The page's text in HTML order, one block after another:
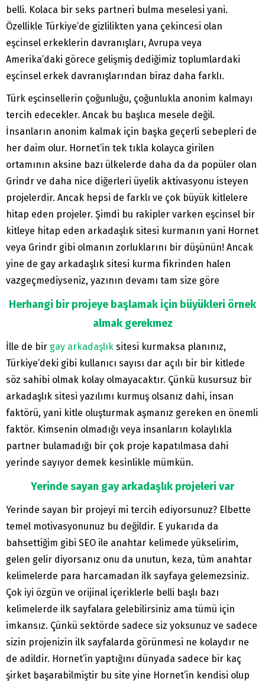
belli. Kolaca bir seks partneri bulma meselesi yani.
Özellikle Türkiye’de gizlilikten yana çekincesi olan
eşcinsel erkeklerin davranışları, Avrupa veya
Amerika’daki görece gelişmiş dediğimiz toplumlardaki
eşcinsel erkek davranışlarından biraz daha farklı.
Türk eşcinsellerin çoğunluğu, çoğunlukla anonim kalmayı
tercih edecekler. Ancak bu başlıca mesele değil.
İnsanların anonim kalmak için başka geçerli sebepleri de
her daim olur. Hornet’in tek tıkla kolayca girilen
ortamının aksine bazı ülkelerde daha da da popüler olan
Grindr ve daha nice diğerleri üyelik aktivasyonu isteyen
projelerdir. Ancak hepsi de farklı ve çok büyük kitlelere
hitap eden projeler. Şimdi bu rakipler varken eşcinsel bir
kitleye hitap eden arkadaşlık sitesi kurmanın yani Hornet
veya Grindr gibi olmanın zorluklarını bir düşünün! Ancak
yine de gay arkadaşlık sitesi kurma fikrinden halen
vazgeçmediyseniz, yazının devamı tam size göre
Herhangi bir projeye başlamak için büyükleri örnek
almak gerekmez
İlle de bir gay arkadaşlık sitesi kurmaksa planınız,
Türkiye’deki gibi kullanıcı sayısı dar açılı bir bir kitlede
söz sahibi olmak kolay olmayacaktır. Çünkü kusursuz bir
arkadaşlık sitesi yazılımı kurmuş olsanız dahi, insan
faktörü, yani kitle oluşturmak aşmanız gereken en önemli
faktör. Kimsenin olmadığı veya insanların kolaylıkla
partner bulamadığı bir çok proje kapatılmasa dahi
yerinde sayıyor demek kesinlikle mümkün.
Yerinde sayan gay arkadaşlık projeleri var
Yerinde sayan bir projeyi mi tercih ediyorsunuz? Elbette
temel motivasyonunuz bu değildir. E yukarıda da
bahsettiğim gibi SEO ile anahtar kelimede yükselirim,
gelen gelir diyorsanız onu da unutun, keza, tüm anahtar
kelimelerde para harcamadan ilk sayfaya gelemezsiniz.
Çok iyi özgün ve orijinal içeriklerle belli başlı bazı
kelimelerde ilk sayfalara gelebilirsiniz ama tümü için
imkansız. Çünkü sektörde sadece siz yoksunuz ve sadece
sizin projenizin ilk sayfalarda görünmesi ne kolaydır ne
de adildir. Hornet’in yaptığını dünyada sadece bir kaç
şirket başarabilmiştir bu site yine Hornet’in kendisi olup